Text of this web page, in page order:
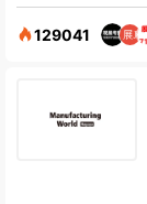
129041